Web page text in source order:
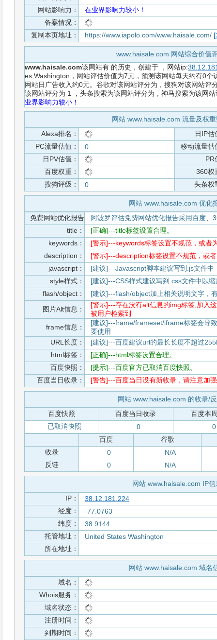
网站影响力：
在业界影响力较小！
备案情况：
复制本页地址：
https://www.iapolo.com/www.haisale.com/
www.haisale.com 网站综合价值
www.haisale.com该网站有 的历史，创建于 ，网站ip:
es Washington，网站评估价值为7元，预测该网站每天约有0个
网站日广告收入约0元。谷歌对该网站评分为，搜狗对该网站评
该网站评分为 1 ，头条搜索为该网站评分为，神马搜索为该网
业界影响力较小！
网站 www.haisale.com 流量及权
Alexa排名：
日IP估
PC流量估值：
0
移动流量估
日PV估值：
PR
百度权重：
360权
搜狗评级：
0 头条权
网站 www.haisale.com 优化
免费网站优化报告
阿波罗评估免费网站优化报告采用百度、
title：
[正确]---title标签设置合理。
keywords：
[警示]---keywords标签设置不规范，或者
description：
[警示]---description标签设置不规范，或
javascript：
[建议]---Javascript脚本建议写到.js文件中
style样式：
[建议]---CSS样式建议写到.css文件中以
flash/object：
[建议]---flash/object加上相关说明文字，
图片Alt信息：
[警示]---存在没有alt信息的img标签,加入
被用户检索到
frame信息：
[建议]---frame/frameset/iframe标签会导
要使用
URL长度：
[建议]---百度建议url的最长长度不超过
html标签：
[正确]---html标签设置合理。
百度快照：
[提示]---百度官方已取消百度快照。
百度当日收录：
[警告]---百度当日没有新收录，请注意加
网站 www.haisale.com 的收录/
百度快照
百度当日收录
百度本
已取消快照
0
0
百度
谷歌
收录
0
N/A
反链
0 N/A
网站 www.haisale.com IP信
IP：
38.12.181.224
经度：
-77.0763
纬度：
38.9144
托管地址：
United States Washington
所在地址：
网站 www.haisale.com 域名
域名：
Whois服务：
域名状态：
注册时间：
到期时间：